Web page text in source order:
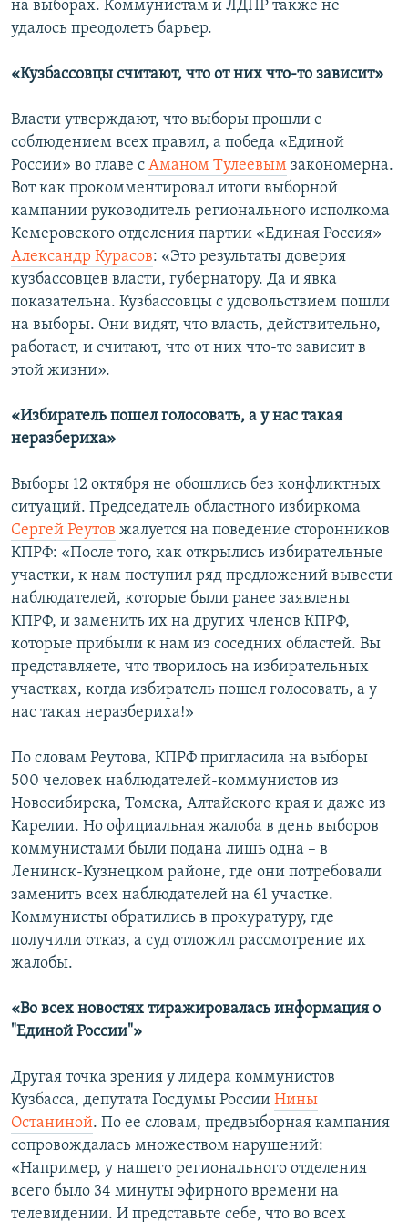
на выборах. Коммунистам и ЛДПР также не
удалось преодолеть барьер.
«Кузбассовцы считают, что от них что-то зависит»
Власти утверждают, что выборы прошли с
соблюдением всех правил, а победа «Единой
России» во главе с Аманом Тулеевым закономерна.
Вот как прокомментировал итоги выборной
кампании руководитель регионального исполкома
Кемеровского отделения партии «Единая Россия»
Александр Курасов: «Это результаты доверия
кузбассовцев власти, губернатору. Да и явка
показательна. Кузбассовцы с удовольствием пошли
на выборы. Они видят, что власть, действительно,
работает, и считают, что от них что-то зависит в
этой жизни».
«Избиратель пошел голосовать, а у нас такая
неразбериха»
Выборы 12 октября не обошлись без конфликтных
ситуаций. Председатель областного избиркома
Сергей Реутов жалуется на поведение сторонников
КПРФ: «После того, как открылись избирательные
участки, к нам поступил ряд предложений вывести
наблюдателей, которые были ранее заявлены
КПРФ, и заменить их на других членов КПРФ,
которые прибыли к нам из соседних областей. Вы
представляете, что творилось на избирательных
участках, когда избиратель пошел голосовать, а у
нас такая неразбериха!»
По словам Реутова, КПРФ пригласила на выборы
500 человек наблюдателей-коммунистов из
Новосибирска, Томска, Алтайского края и даже из
Карелии. Но официальная жалоба в день выборов
коммунистами были подана лишь одна – в
Ленинск-Кузнецком районе, где они потребовали
заменить всех наблюдателей на 61 участке.
Коммунисты обратились в прокуратуру, где
получили отказ, а суд отложил рассмотрение их
жалобы.
«Во всех новостях тиражировалась информация о
"Единой России"»
Другая точка зрения у лидера коммунистов
Кузбасса, депутата Госдумы России Нины
Останиной. По ее словам, предвыборная кампания
сопровождалась множеством нарушений:
«Например, у нашего регионального отделения
всего было 34 минуты эфирного времени на
телевидении. И представьте себе, что во всех